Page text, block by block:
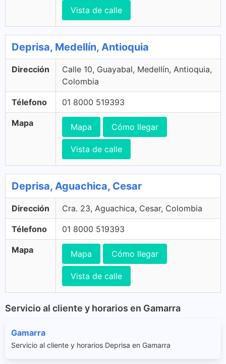
Vista de calle
Deprisa, Medellín, Antioquia
Dirección
Calle 10, Guayabal, Medellín, Antioquia,
Colombia
Télefono 01 8000 519393
Mapa Mapa Cómo llegar
Vista de calle
Deprisa, Aguachica, Cesar
Dirección Cra. 23, Aguachica, Cesar, Colombia
Télefono 01 8000 519393
Mapa Mapa Cómo llegar
Vista de calle
Servicio al cliente y horarios en Gamarra
Gamarra
Servicio al cliente y horarios Deprisa en Gamarra